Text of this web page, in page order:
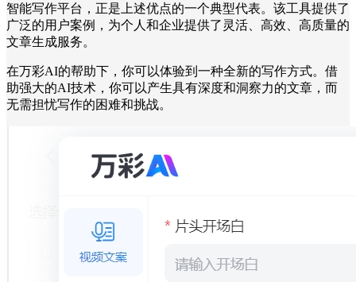
智能写作平台，正是上述优点的一个典型代表。该工具提供了
广泛的用户案例，为个人和企业提供了灵活、高效、高质量的
文章生成服务。
在万彩AI的帮助下，你可以体验到一种全新的写作方式。借
助强大的AI技术，你可以产生具有深度和洞察力的文章，而
无需担忧写作的困难和挑战。